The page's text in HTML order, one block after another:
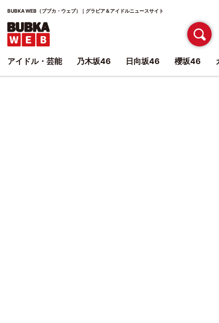
BUBKA WEB（ブブカ・ウェブ）｜グラビア＆アイドルニュースサイト
アイドル・芸能 乃木坂46 日向坂46 櫻坂46